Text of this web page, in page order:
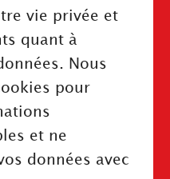
vie privée et
quant à
Nous
pour
et ne
données avec